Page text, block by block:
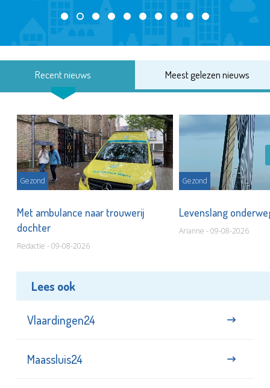
Recent nieuws Meest gelezen nieuws
Gezond
Met ambulance naar trouwerij
dochter
Redactie - 09-08-2026
Gezond
Levenslang
Arianne - 09-08-2026
Lees ook
Vlaardingen24
Maassluis24